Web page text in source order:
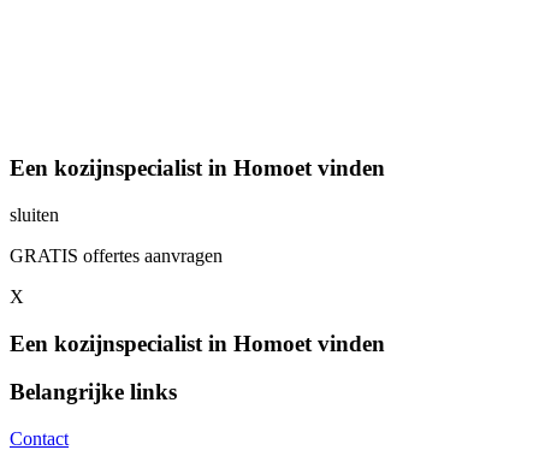
Een kozijnspecialist in Homoet vinden
sluiten
GRATIS offertes aanvragen
X
Een kozijnspecialist in Homoet vinden
Belangrijke links
Contact